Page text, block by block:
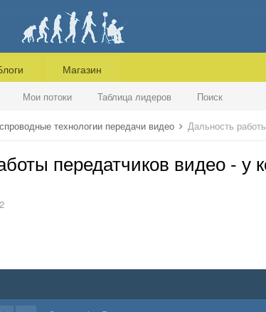
Мои потоки Таблица лидеров Поиск
Магазин
технологии передачи видео Дальность
передатчиков видео - у